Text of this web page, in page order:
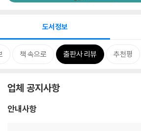
도서정보
책 속으로 출판사 리뷰 추천평
업체 공지사항
안내사항